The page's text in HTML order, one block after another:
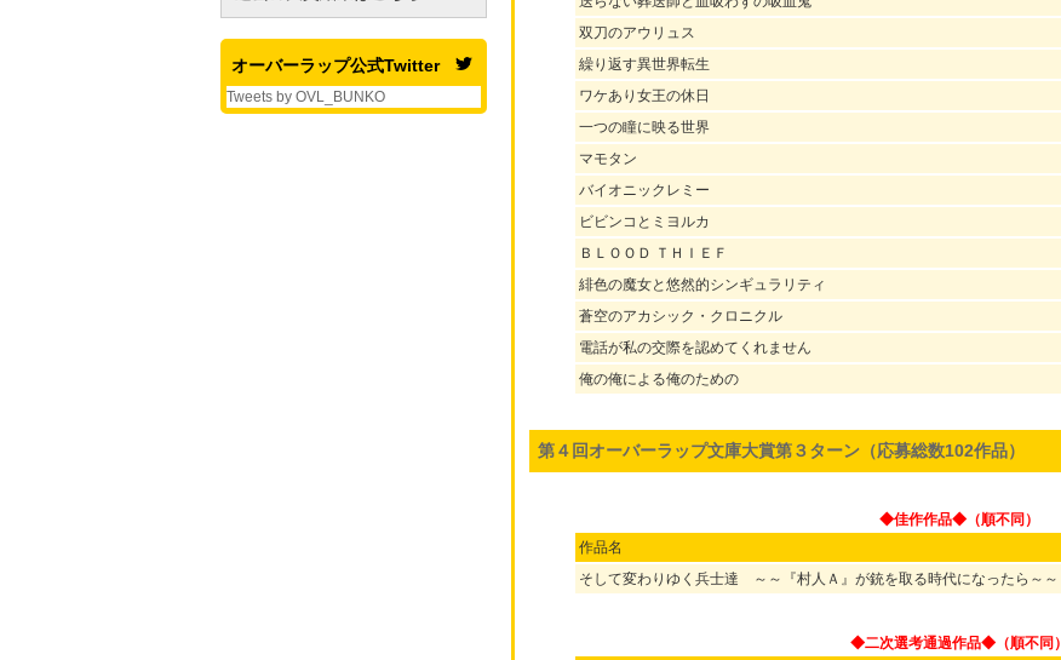
オーバーラップ公式Twitter
Tweets by OVL_BUNKO
双刀のアウリュス
繰り返す異世界転生
ワケあり女王の休日
一つの瞳に映る世界
マモタン
バイオニックレミー
ビビンコとミヨルカ
ＢＬＯＯＤ ＴＨＩＥＦ
緋色の魔女と悠然的シンギュラリティ
蒼空のアカシック・クロニクル
電話が私の交際を認めてくれません
俺の俺による俺のための
第４回オーバーラップ文庫大賞第３ターン（応募総数102作品）
◆佳作作品◆（順不同）
作品名
そして変わりゆく兵士達 ～～『村人Ａ』が銃を取る時代になったら～～
◆二次選考通過作品◆（順不同）